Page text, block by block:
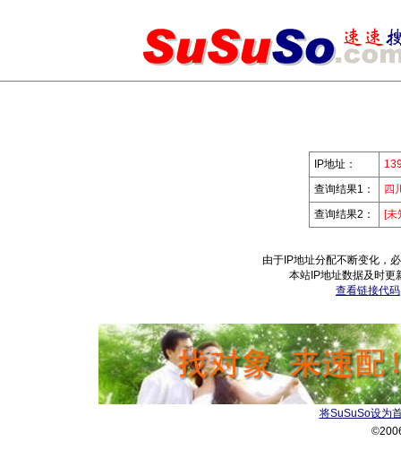
IP地址：
查询结果1：
四
查询结果2：
[未
由于IP地址分配不断变化，
本站IP地址数据及时更
查看链接代码
将SuSuSo设为